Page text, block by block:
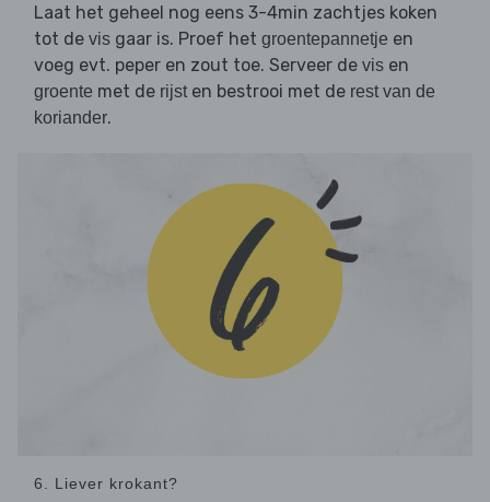
Laat het geheel nog eens 3-4min zachtjes koken
tot de vis gaar is. Proef het groentepannetje en
voeg evt. peper en zout toe. Serveer de vis en
groente met de rijsten bestrooi met de rest van de
koriander.
6. Liever krokant?